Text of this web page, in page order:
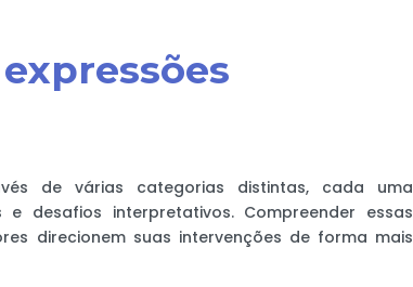
de várias categorias distintas, cada uma
desafios interpretativos. Compreender essas
direcionem suas intervenções de forma mais